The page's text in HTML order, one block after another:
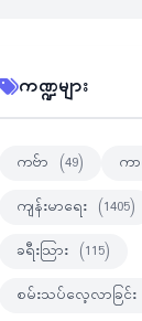
ကဏ္ဍများ
ကဗ်ာ (49) က
ကျန်းမာရေး (1405)
ခရီးသြား (115)
စမ်းသပ်လေ့လာခြင်း